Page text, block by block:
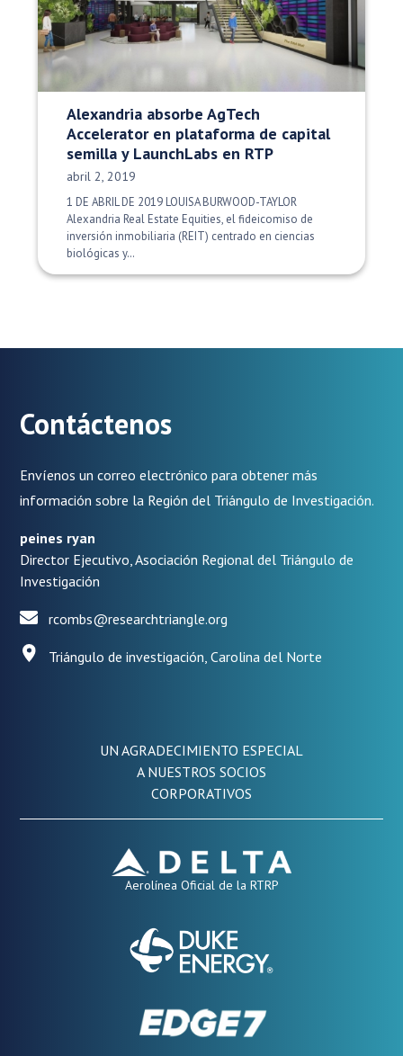
Alexandria absorbe AgTech
Accelerator en plataforma de capital
semilla y LaunchLabs en RTP
Fecha de publicación:
abril 2, 2019
1 DE ABRIL DE 2019 LOUISA BURWOOD-TAYLOR
Alexandria Real Estate Equities, el fideicomiso de
inversión inmobiliaria (REIT) centrado en ciencias
biológicas y…
Contáctenos
Envíenos un correo electrónico para obtener más
información sobre la Región del Triángulo de Investigación.
peines ryan
Director Ejecutivo, Asociación Regional del Triángulo de
Investigación
rcombs@researchtriangle.org
Triángulo de investigación, Carolina del Norte
UN AGRADECIMIENTO ESPECIAL
A NUESTROS SOCIOS
CORPORATIVOS
Aerolínea Oficial de la RTRP